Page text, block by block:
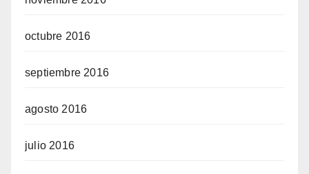
octubre 2016
septiembre 2016
agosto 2016
julio 2016